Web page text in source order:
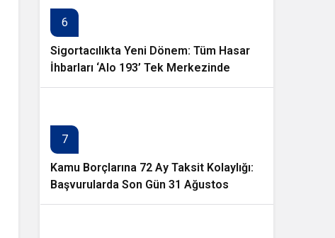
6
Sigortacılıkta Yeni Dönem: Tüm Hasar
İhbarları ‘Alo 193’ Tek Merkezinde
Toplanıyor
7
Kamu Borçlarına 72 Ay Taksit Kolaylığı:
Başvurularda Son Gün 31 Ağustos